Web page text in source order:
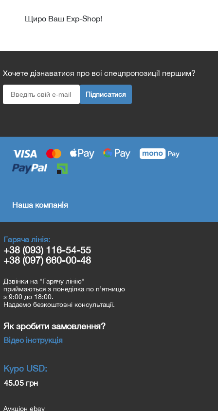
Щиро Ваш Exp-Shop!
Хочете дізнаватися про всі спецпропозиції першим?
Підписатися
Наша компанія
Гаряча лінія:
+38 (093) 116-54-55
+38 (097) 660-00-48
Дзвінки на "Гарячу лінію"
приймаються з понеділка по п’ятницю
з 9:00 до 18:00.
Надаємо безкоштовні консультації.
Як зробити замовлення?
Відео інструкція
Курс USD:
45.05 грн
Аукціон ebay